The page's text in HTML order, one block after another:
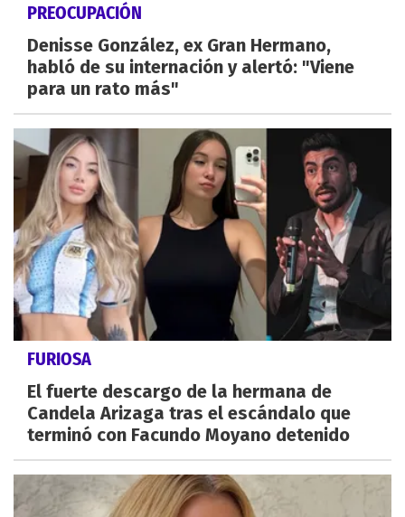
PREOCUPACIÓN
Denisse González, ex Gran Hermano,
habló de su internación y alertó: "Viene
para un rato más"
FURIOSA
El fuerte descargo de la hermana de
Candela Arizaga tras el escándalo que
terminó con Facundo Moyano detenido